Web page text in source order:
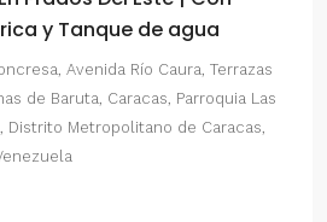
y Tanque de agua
Avenida Río Caura, Terrazas
de Baruta, Caracas, Parroquia Las
Distrito Metropolitano de Caracas,